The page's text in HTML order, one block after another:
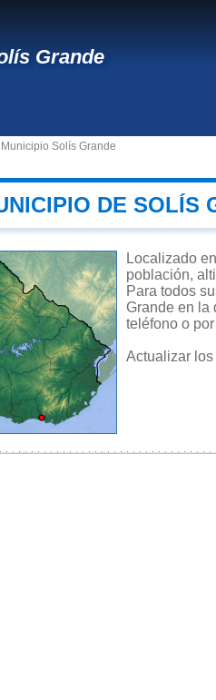
Grande
Municipio Solís Grande
DE SOLÍS
Localizado
población,
Para todos
Grande en la
teléfono o
Actualizar los